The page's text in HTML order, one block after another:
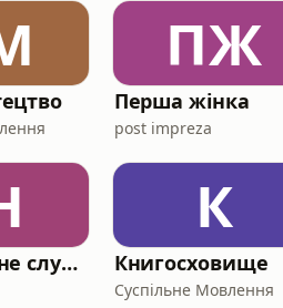
ПЖ
Перша жінка
post impreza
Голодним не слухати
К
Книгосховище
Суспільне Мовлення